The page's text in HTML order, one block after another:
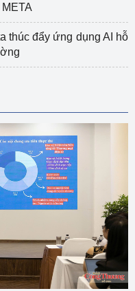
thúc đẩy ứng dụng AI hỗ